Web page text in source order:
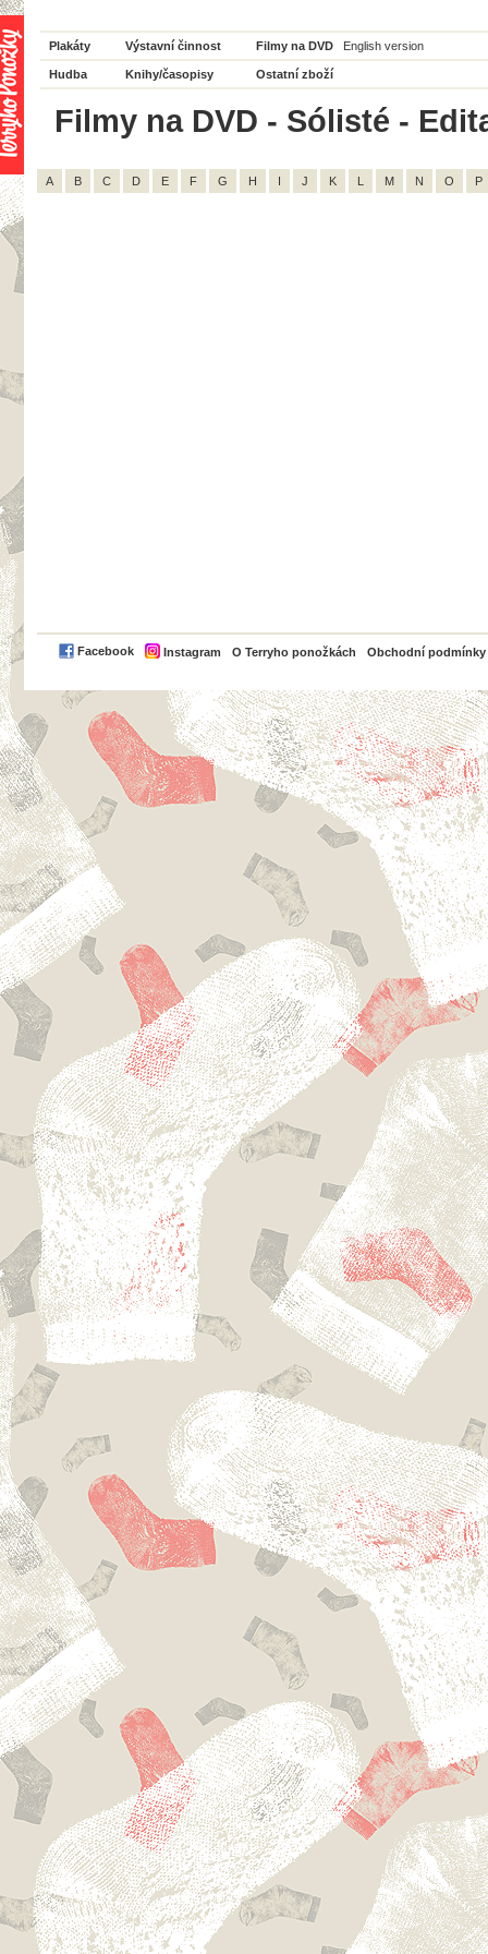
Plakáty Výstavní činnost Filmy na DVD English version
Hudba Knihy/časopisy Ostatní zboží
Filmy na DVD - Sólisté -
A B C D E F G H I J K L M N O P
Facebook Instagram O Terryho ponožkách Obchodní podmínky
PayPal